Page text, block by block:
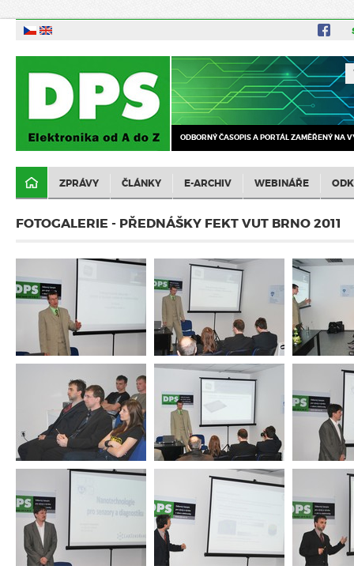
ODBORNÝ ČASOPIS A PORTÁL ZAMĚŘENÝ NA
ZPRÁVY ČLÁNKY E-ARCHIV WEBINÁŘE
FOTOGALERIE - PŘEDNÁŠKY FEKT VUT BRNO 2011